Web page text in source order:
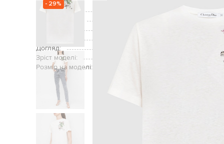
- 29%
Склад:
білий,
Догляд:
Зріст моделі:
Розмір на моделі: